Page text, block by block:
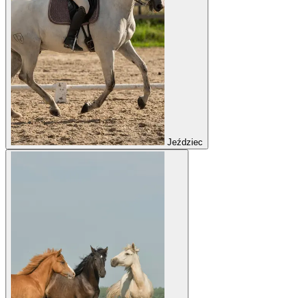
Jeździec